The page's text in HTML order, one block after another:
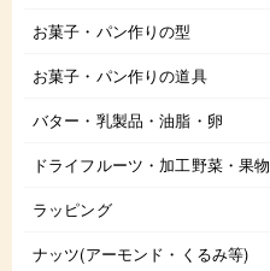
お菓子・パン作りの型
お菓子・パン作りの道具
バター・乳製品・油脂・卵
ドライフルーツ・加工野菜・果物
ラッピング
ナッツ(アーモンド・くるみ等)